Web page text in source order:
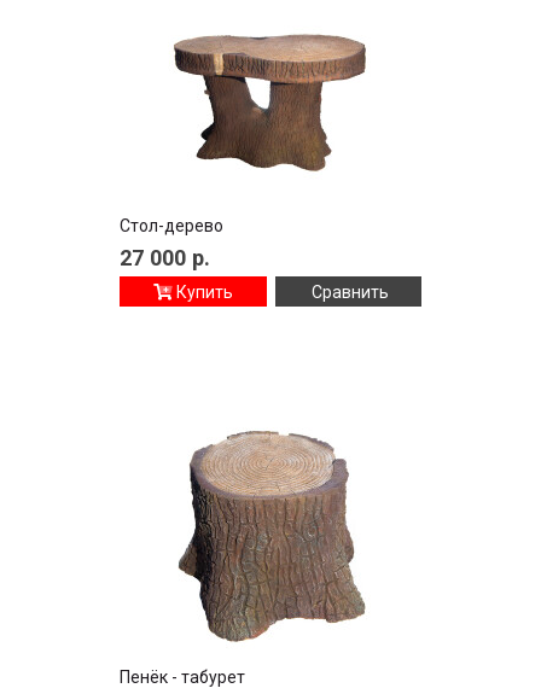
Стол-дерево
27 000 р.
Купить Сравнить
Пенёк - табурет